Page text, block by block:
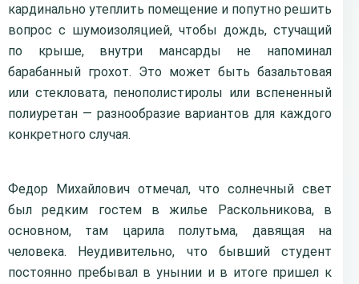
кардинально утеплить помещение и попутно решить
вопрос с шумоизоляцией, чтобы дождь, стучащий
по крыше, внутри мансарды не напоминал
барабанный грохот. Это может быть базальтовая
или стекловата, пенополистиролы или вспененный
полиуретан — разнообразие вариантов для каждого
конкретного случая.
Федор Михайлович отмечал, что солнечный свет
был редким гостем в жилье Раскольникова, в
основном, там царила полутьма, давящая на
человека. Неудивительно, что бывший студент
постоянно пребывал в унынии и в итоге пришел к